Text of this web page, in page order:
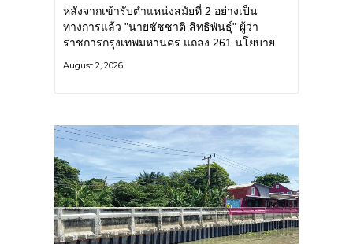
หลังจากเข้ารับตำแหน่งสมัยที่ 2 อย่างเป็น
ทางการแล้ว "นายชัชชาติ สิทธิพันธุ์" ผู้ว่า
ราชการกรุงเทพมหานคร แถลง 261 นโยบาย
ยุทธศาสตร์ จัดทำตัวชี้วัด
August 2, 2026